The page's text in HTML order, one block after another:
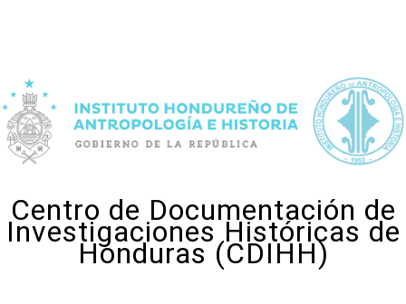
Centro de Documentación de
Investigaciones Históricas de
Honduras (CDIHH)